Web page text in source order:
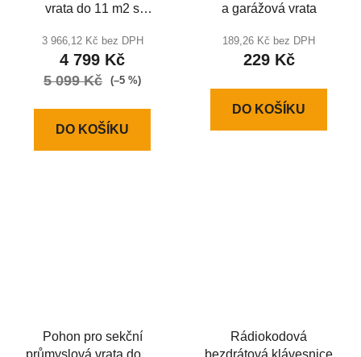
vrata do 11 m2 s
3 966,12 Kč bez DPH
4 799 Kč
5 099 Kč (–5 %)
DO KOŠÍKU
a garážová vrata
189,26 Kč bez DPH
229 Kč
DO KOŠÍKU
Pohon pro sekční
Rádiokodová